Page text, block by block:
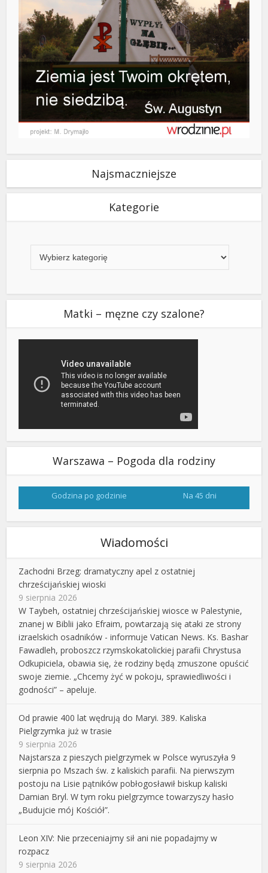
Najsmaczniejsze
Kategorie
Matki – męzne czy szalone?
Warszawa – Pogoda dla rodziny
Godzina po godzinie Na 45 dni
Wiadomości
Zachodni Brzeg: dramatyczny apel z ostatniej
chrześcijańskiej wioski
9 sierpnia 2026
W Taybeh, ostatniej chrześcijańskiej wiosce w Palestynie,
znanej w Biblii jako Efraim, powtarzają się ataki ze strony
izraelskich osadników - informuje Vatican News. Ks. Bashar
Fawadleh, proboszcz rzymskokatolickiej parafii Chrystusa
Odkupiciela, obawia się, że rodziny będą zmuszone opuścić
swoje ziemie. „Chcemy żyć w pokoju, sprawiedliwości i
godności” – apeluje.
Od prawie 400 lat wędrują do Maryi. 389. Kaliska
Pielgrzymka już w trasie
9 sierpnia 2026
Najstarsza z pieszych pielgrzymek w Polsce wyruszyła 9
sierpnia po Mszach św. z kaliskich parafii. Na pierwszym
postoju na Lisie pątników pobłogosławił biskup kaliski
Damian Bryl. W tym roku pielgrzymce towarzyszy hasło
„Budujcie mój Kościół”.
Leon XIV: Nie przeceniajmy sił ani nie popadajmy w
rozpacz
9 sierpnia 2026